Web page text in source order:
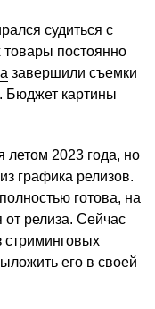
судиться с
товары постоянно
завершили съемки
Бюджет картины
летом 2023 года, но
графика релизов.
готова, на
от релиза. Сейчас
стриминговых
его в своей